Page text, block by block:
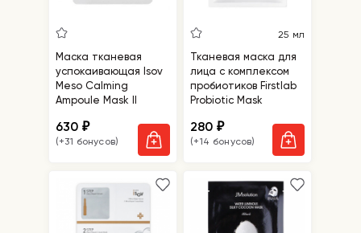
Маска тканевая
успокаивающая Isov
Meso Сalming
Ampoule Mask II
630₽
(+31 бонусов)
25 мл
Тканевая маска для
лица с комплексом
пробиотиков Firstlab
Probiotic Mask
280₽
(+14 бонусов)